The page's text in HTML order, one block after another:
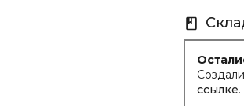
ссылке.